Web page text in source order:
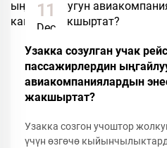
11
Dec
Узакка созулган учак
пассажирлердин
авиакомпаниялардын
жакшыртат?
Узакка созгон учоштор
үчүн өзгөчө